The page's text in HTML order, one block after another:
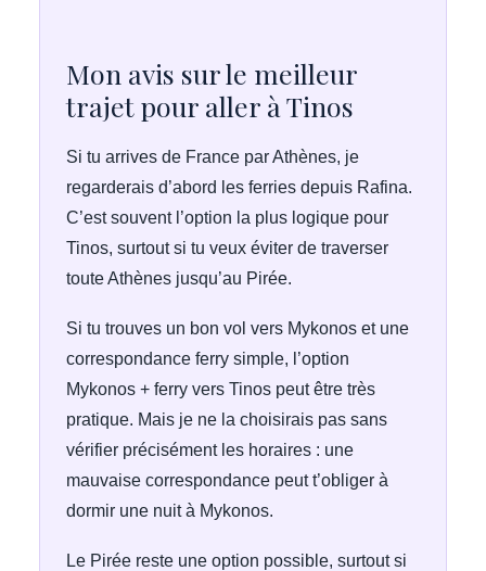
Mon avis sur le meilleur
trajet pour aller à Tinos
Si tu arrives de France par Athènes, je
regarderais d’abord les ferries depuis Rafina.
C’est souvent l’option la plus logique pour
Tinos, surtout si tu veux éviter de traverser
toute Athènes jusqu’au Pirée.
Si tu trouves un bon vol vers Mykonos et une
correspondance ferry simple, l’option
Mykonos + ferry vers Tinos peut être très
pratique. Mais je ne la choisirais pas sans
vérifier précisément les horaires : une
mauvaise correspondance peut t’obliger à
dormir une nuit à Mykonos.
Le Pirée reste une option possible, surtout si